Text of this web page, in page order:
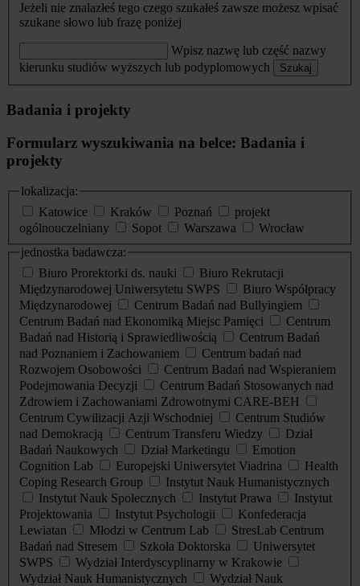
Jeżeli nie znalazłeś tego czego szukałeś zawsze możesz wpisać
szukane słowo lub frazę poniżej
Wpisz nazwę lub część nazwy
kierunku studiów wyższych lub podyplomowych
Szukaj
Badania i projekty
Formularz wyszukiwania na belce: Badania i
projekty
lokalizacja:
Katowice
Kraków Poznań
projekt
ogólnouczelniany
Sopot Warszawa
Wrocław
jednostka badawcza:
Biuro Prorektorki ds. nauki
Biuro Rekrutacji
Międzynarodowej Uniwersytetu SWPS
Biuro Współpracy
Międzynarodowej
Centrum Badań nad Bullyingiem
Centrum Badań nad Ekonomiką Miejsc Pamięci
Centrum
Badań nad Historią i Sprawiedliwością
Centrum Badań
nad Poznaniem i Zachowaniem
Centrum badań nad
Rozwojem Osobowości
Centrum Badań nad Wspieraniem
Podejmowania Decyzji
Centrum Badań Stosowanych nad
Zdrowiem i Zachowaniami Zdrowotnymi CARE-BEH
Centrum Cywilizacji Azji Wschodniej
Centrum Studiów
nad Demokracją
Centrum Transferu Wiedzy
Dział
Badań Naukowych
Dział Marketingu
Emotion
Cognition Lab
Europejski Uniwersytet Viadrina
Health
Coping Research Group
Instytut Nauk Humanistycznych
Instytut Nauk Społecznych
Instytut Prawa
Instytut
Projektowania
Instytut Psychologii
Konfederacja
Lewiatan
Młodzi w Centrum Lab
StresLab Centrum
Badań nad Stresem
Szkoła Doktorska
Uniwersytet
SWPS
Wydział Interdyscyplinarny w Krakowie
Wydział Nauk Humanistycznych
Wydział Nauk